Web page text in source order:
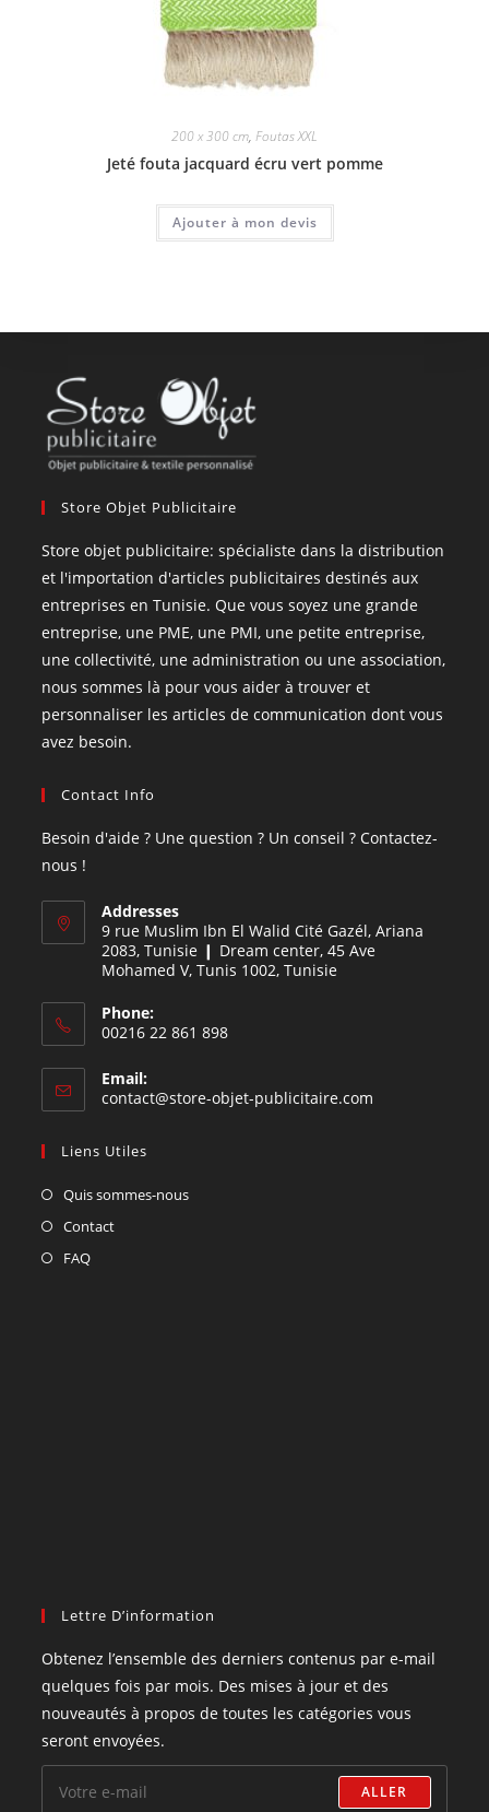
200 x 300 cm, Foutas XXL
Jeté fouta jacquard écru vert pomme
Ajouter à mon devis
Store Objet Publicitaire
Store objet publicitaire: spécialiste dans la distribution
et l'importation d'articles publicitaires destinés aux
entreprises en Tunisie. Que vous soyez une grande
entreprise, une PME, une PMI, une petite entreprise,
une collectivité, une administration ou une association,
nous sommes là pour vous aider à trouver et
personnaliser les articles de communication dont vous
avez besoin.
Contact Info
Besoin d'aide ? Une question ? Un conseil ? Contactez-
nous !
Addresses
9 rue Muslim Ibn El Walid Cité Gazél, Ariana
2083, Tunisie ❙ Dream center, 45 Ave
Mohamed V, Tunis 1002, Tunisie
Phone:
00216 22 861 898
Email:
contact@store-objet-publicitaire.com
Liens Utiles
Quis sommes-nous
Contact
FAQ
Lettre D’information
Obtenez l’ensemble des derniers contenus par e-mail
quelques fois par mois. Des mises à jour et des
nouveautés à propos de toutes les catégories vous
seront envoyées.
ALLER